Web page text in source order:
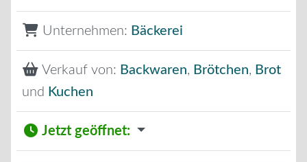
Unternehmen: Bäckerei
Verkauf von: Backwaren, Brötchen, Brot
und Kuchen
Jetzt geöffnet: